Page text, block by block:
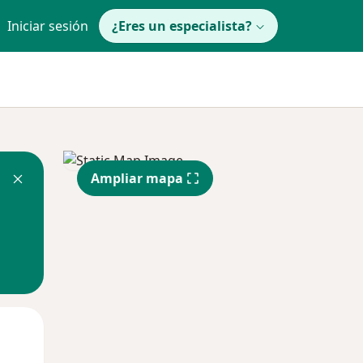
Iniciar sesión ¿Eres un especialista?
Ampliar mapa